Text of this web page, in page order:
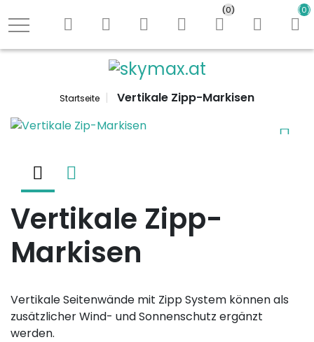
(0) Shop (0)
Logo
Startseite Vertikale Zipp-Markisen
Vertikale Zipp-
Markisen
Vertikale Seitenwände mit Zipp System können als
zusätzlicher Wind- und Sonnenschutz ergänzt
werden.